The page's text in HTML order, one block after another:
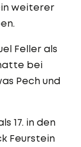
weiterer
Feller als
bei
Pech und
17. in den
Feurstein